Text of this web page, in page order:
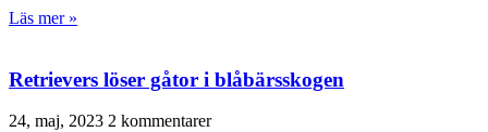
Läs mer »
Retrievers löser gåtor i blåbärsskogen
24, maj, 2023 2 kommentarer